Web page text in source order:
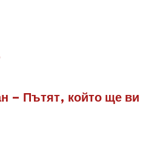
– Пътят, който ще ви